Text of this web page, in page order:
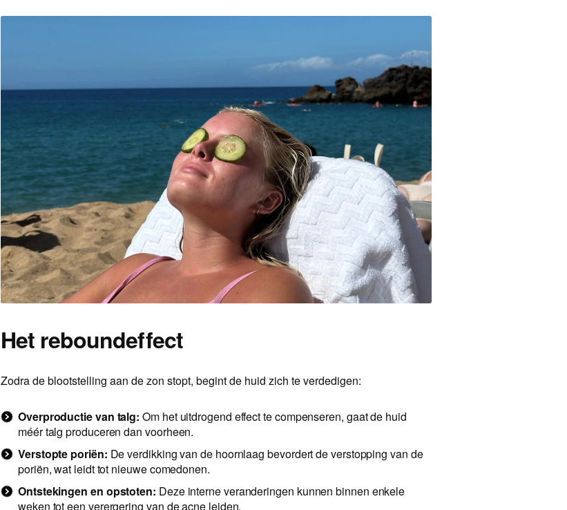
Het reboundeffect
Zodra de blootstelling aan de zon stopt, begint de huid zich te verdedigen:
Overproductie van talg: Om het uitdrogend effect te compenseren, gaat de huid
méér talg produceren dan voorheen.
Verstopte poriën: De verdikking van de hoornlaag bevordert de verstopping van de
poriën, wat leidt tot nieuwe comedonen.
Ontstekingen en opstoten: Deze interne veranderingen kunnen binnen enkele
weken tot een verergering van de acne leiden.